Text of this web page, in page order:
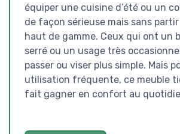
équiper une cuisine d’été ou un
de façon sérieuse mais sans
haut de gamme. Ceux qui ont un
serré ou un usage très
passer ou viser plus simple. Mais
utilisation fréquente, ce meuble
fait gagner en confort au